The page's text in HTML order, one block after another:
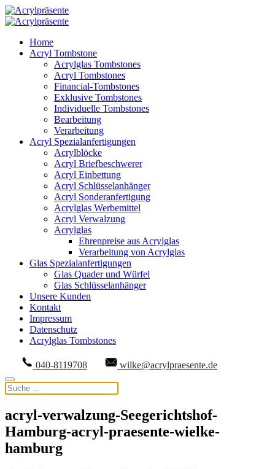
Home
Acryl Tombstone
Acrylglas Tombstones
Acryl Tombstones
Financial-Tombstones
Exklusive Tombstones
Individuelle Tombstones
Bearbeitung
Verarbeitung
Acryl Spezialanfertigungen
Acrylblöcke
Acryl Briefbeschwerer
Acryl Einbettung
Acryl Schlüsselanhänger
Acryl Sonderanfertigung
Acrylglas Werbemittel
Acryl Verwalzung
Acrylglas
Ehrenpreise aus Acrylglas
Verarbeitung von Acrylglas
Glas Spezialanfertigungen
Glas Quader und Würfel
Glas Schlüsselanhänger
Unsere Kunden
Kontakt
Impressum
Datenschutz
Acrylglas Tombstones
040-8119708 wilke@acrylpraesente.de
acryl-verwalzung-Seegerichtshof-
Hamburg-acryl-praesente-wielke-
hamburg